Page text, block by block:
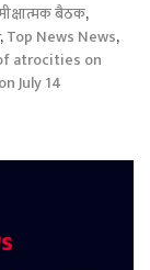
बैठक,
,Top News News,
atrocities on
July 14